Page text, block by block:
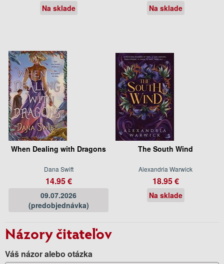
Na sklade Na sklade
When Dealing with Dragons
Dana Swift
14.95 €
09.07.2026
(predobjednávka)
The South Wind
Alexandria Warwick
18.95 €
Na sklade
Názory čitateľov
Váš názor alebo otázka